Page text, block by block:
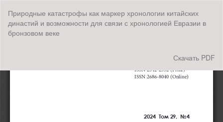
Подробностям
Природные катастрофы как маркер хронологии китайских
династий и возможности для связи с хронологией Евразии в
бронзовом веке
Скачать
Скачать PDF